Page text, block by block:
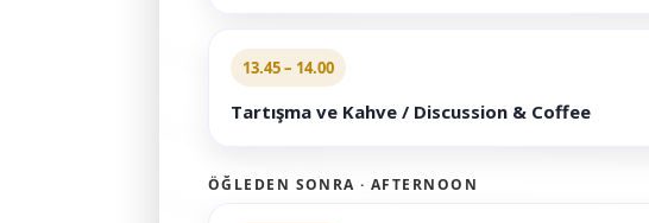
13.45 – 14.00
Tartışma ve Kahve / Discussion & Coffee
ÖĞLEDEN SONRA · AFTERNOON